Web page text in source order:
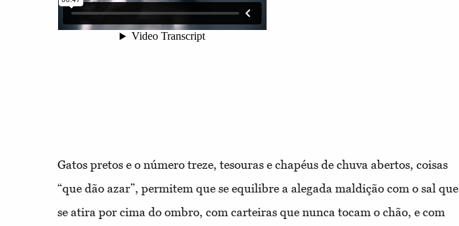
Gatos pretos e o número treze, tesouras e chapéus de chuva abertos, coisas
“que dão azar”, permitem que se equilibre a alegada maldição com o sal que
se atira por cima do ombro, com carteiras que nunca tocam o chão, e com